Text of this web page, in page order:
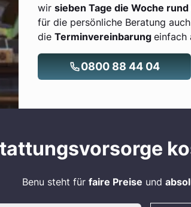
wir sieben Tage die Woche
für die persönliche Beratung auch
die Terminvereinbarung einfach
0800 88 44 04
Benu steht für faire Preise und